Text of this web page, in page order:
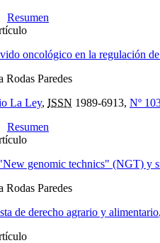
Resumen
oncológico en la regulación
Rodas Paredes
La Ley, ISSN 1989-6913, Nº
Resumen
genomic technics" (NGT) y
Rodas Paredes
de derecho agrario y alimentario,